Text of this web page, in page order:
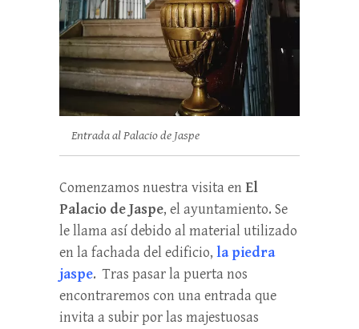
Entrada al Palacio de Jaspe
Comenzamos nuestra visita enEl
Palacio de Jaspe, el ayuntamiento. Se
le llama así debido al material utilizado
en la fachada del edificio, la piedra
jaspe. Tras pasar la puerta nos
encontraremos con una entrada que
invita a subir por las majestuosas